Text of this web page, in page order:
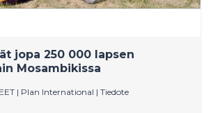
jopa 250 000 lapsen
Mosambikissa
| Plan International | Tiedote